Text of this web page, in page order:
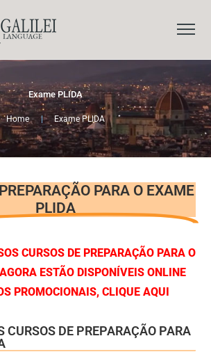
Exame PLIDA
Home | Exame PLIDA
PARA O EXAME
PLIDA
CURSOS DE PREPARAÇÃO PARA O
ESTÃO DISPONÍVEIS ONLINE
PROMOCIONAIS, CLIQUE AQUI
CURSOS DE PREPARAÇÃO PARA